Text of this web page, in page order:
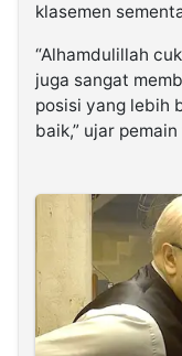
klasemen
“Alhamdulillah
juga sangat
posisi yang lebih
baik,” ujar